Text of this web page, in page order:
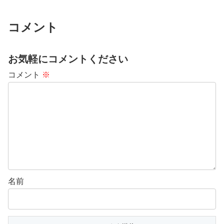
コメント
お気軽にコメントください
コメント ※
名前